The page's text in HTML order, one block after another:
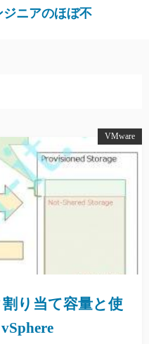
ニアのほぼ不
VMware
り当て容量と使